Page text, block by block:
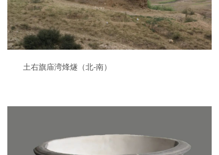
土右旗庙湾烽燧（北-南）